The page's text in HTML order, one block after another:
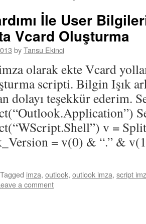
İle User
Vcard Oluşturma
byTansu Ekinci
olarak ekte Vcard
scripti. Bilgin Işık
dolayı teşekkür ederim.
v =
= v(0) & “.” &
Tagged imza, outlook, outlook imza, script
a comment